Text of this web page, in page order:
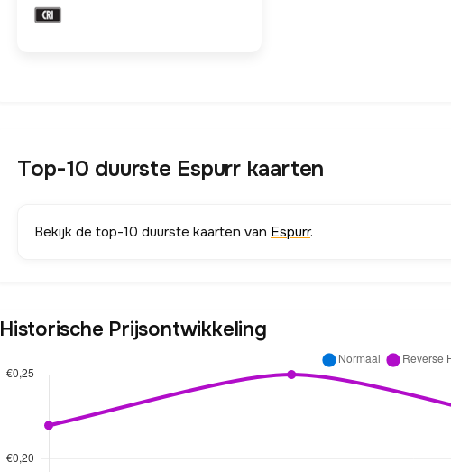
Top-10 duurste Espurr kaarten
Bekijk de top-10 duurste kaarten van Espurr.
Historische Prijsontwikkeling